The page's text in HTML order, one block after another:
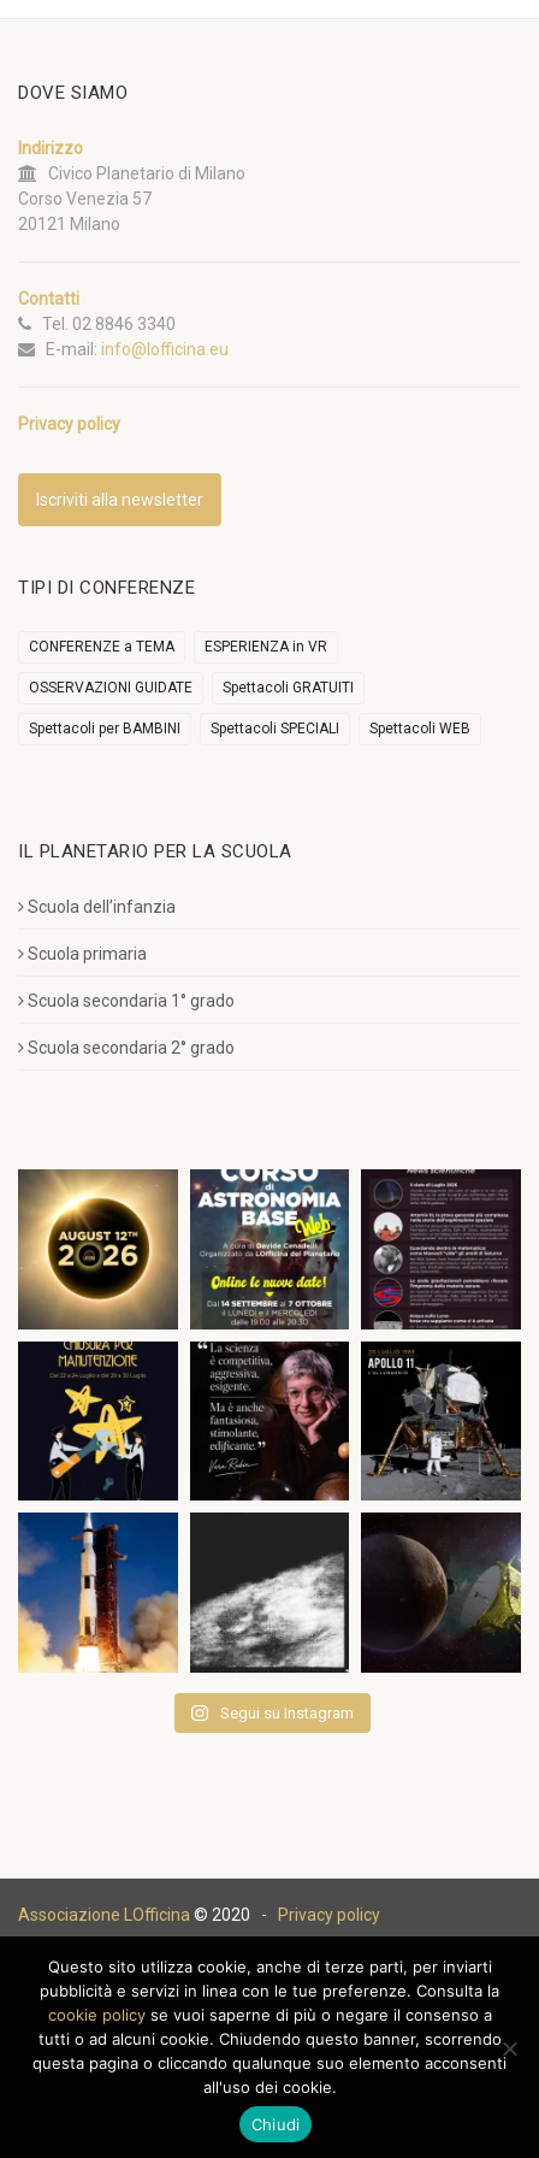
DOVE SIAMO
Indirizzo
Civico Planetario di Milano
Corso Venezia 57
20121 Milano
Contatti
Tel. 02 8846 3340
E-mail: info@lofficina.eu
Privacy policy
Iscriviti alla newsletter
TIPI DI CONFERENZE
CONFERENZE a TEMA ESPERIENZA in VR
OSSERVAZIONI GUIDATE Spettacoli GRATUITI
Spettacoli per BAMBINI Spettacoli SPECIALI Spettacoli WEB
IL PLANETARIO PER LA SCUOLA
Scuola dell’infanzia
Scuola primaria
Scuola secondaria 1° grado
Scuola secondaria 2° grado
Segui su Instagram
Associazione LOfficina © 2020 - Privacy policy
Questo sito utilizza cookie, anche di terze parti, per inviarti
pubblicità e servizi in linea con le tue preferenze. Consulta la
cookie policyse vuoi saperne di più o negare il consenso a
tutti o ad alcuni cookie. Chiudendo questo banner, scorrendo
questa pagina o cliccando qualunque suo elemento acconsenti
all'uso dei cookie.
Chiudi